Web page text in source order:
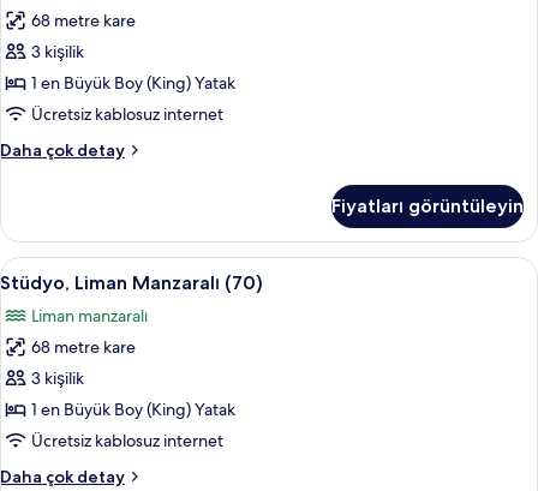
View
Room)
için
tüm
görün
68 metre kare
3 kişilik
1 en Büyük Boy (King) Yatak
Ücretsiz kablosuz internet
Daha çok detay
Stüdyo
Room)
hakkında
daha
detay
Fiyatları görüntüleyin
Stüdyo,
Liman
Manzaralı
(70)
için
tüm
fotoğrafları
Frette Italian çarşaf takımı, anti
7
Stüdyo, Liman Manzaralı (70)
Liman manzaralı
68 metre kare
3 kişilik
1 en Büyük Boy (King) Yatak
Ücretsiz kablosuz internet
Daha çok detay
Stüdyo,